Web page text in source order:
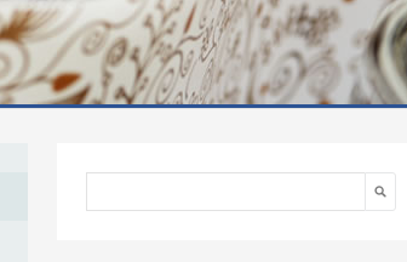
Form di ricerca
Cerca